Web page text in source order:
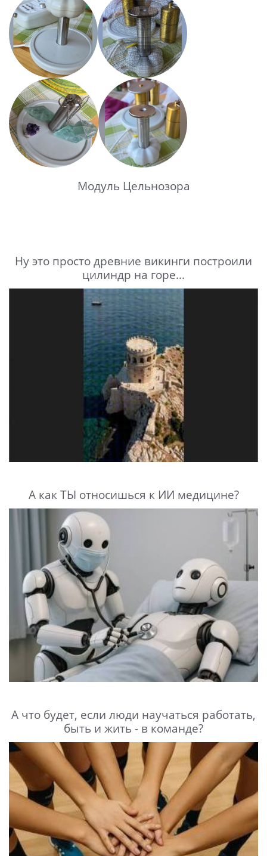
Модуль Цельнозора
Ну это просто древние викинги построили
цилиндр на горе...
А как ТЫ относишься к ИИ медицине?
А что будет, если люди научаться работать,
быть и жить - в команде?